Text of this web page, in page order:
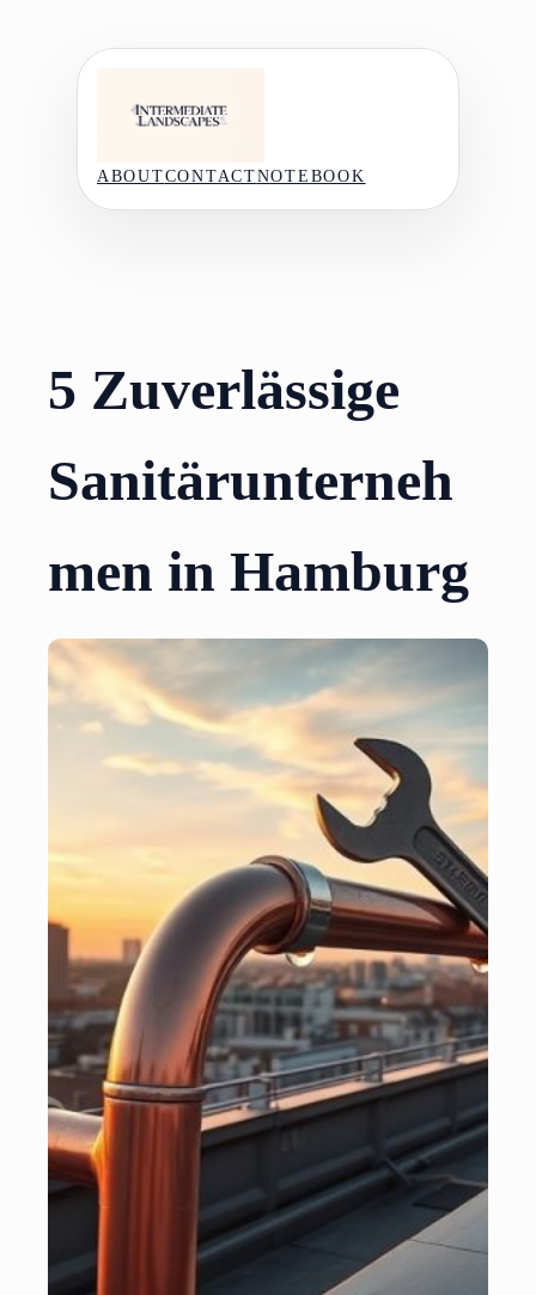
ABOUTCONTACTNOTEBOOK
5 Zuverlässige
Sanitärunterneh
men in Hamburg